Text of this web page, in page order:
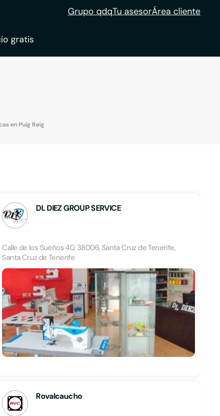
Grupo qdqTu asesorÁrea cliente
gratis
en Puig Reig
DL DIEZ GROUP SERVICE
Calle de los Sueños 40, 38006, Santa Cruz de Tenerife,
Santa Cruz de Tenerife
Rovalcaucho